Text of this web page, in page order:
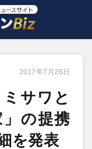
2017年7月26日
サワと
の提携
を発表